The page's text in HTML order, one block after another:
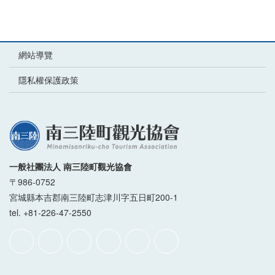
網站導覽
隱私權保護政策
一般社團法人 南三陸町觀光協會
〒986-0752
宮城縣本吉郡南三陸町志津川字五日町200-1
tel. +81-226-47-2550